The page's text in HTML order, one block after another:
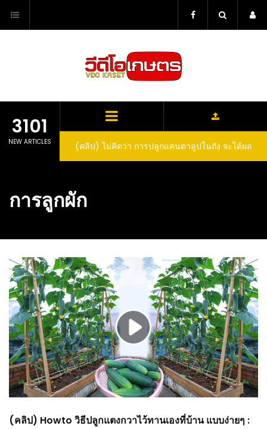
content
3101
NEW ARTICLES
(คลิป) ไม่คิดว่า การปลูกแคนตาลูปในถัง จะได้ผล
ลูกโตและหวานขนาดนี้ I didn’t expect that
การลูกผัก
(คลิป) Howto วิธีปลูกแตงกวาไว้ทานเองที่บ้าน แบบง่ายๆ :